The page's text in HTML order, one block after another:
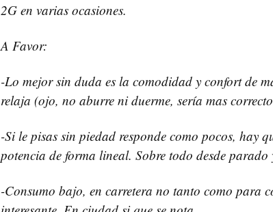
2G en varias ocasiones.
A Favor:
-Lo mejor sin duda es la comodidad y confort de
relaja (ojo, no aburre ni duerme, sería mas
-Si le pisas sin piedad responde como pocos, hay
potencia de forma lineal. Sobre todo desde parado
-Consumo bajo, en carretera no tanto como para